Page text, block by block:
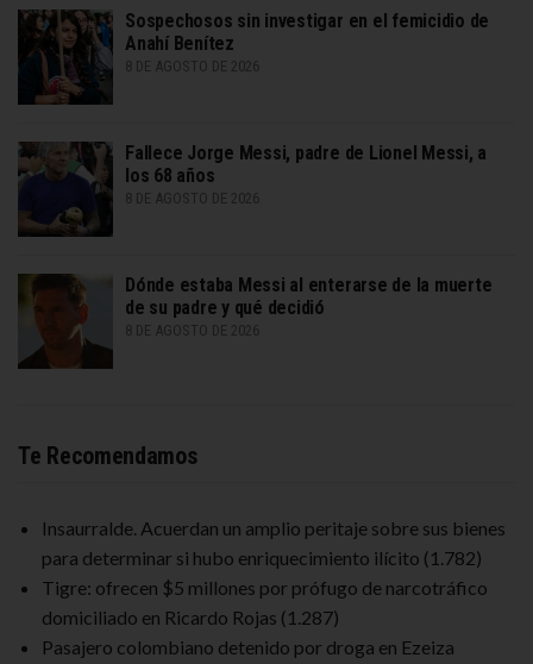
Sospechosos sin investigar en el femicidio de
Anahí Benítez
8 DE AGOSTO DE 2026
Fallece Jorge Messi, padre de Lionel Messi, a
los 68 años
8 DE AGOSTO DE 2026
Dónde estaba Messi al enterarse de la muerte
de su padre y qué decidió
8 DE AGOSTO DE 2026
Te Recomendamos
Insaurralde. Acuerdan un amplio peritaje sobre sus bienes
para determinar si hubo enriquecimiento ilícito (1.782)
Tigre: ofrecen $5 millones por prófugo de narcotráfico
domiciliado en Ricardo Rojas (1.287)
Pasajero colombiano detenido por droga en Ezeiza